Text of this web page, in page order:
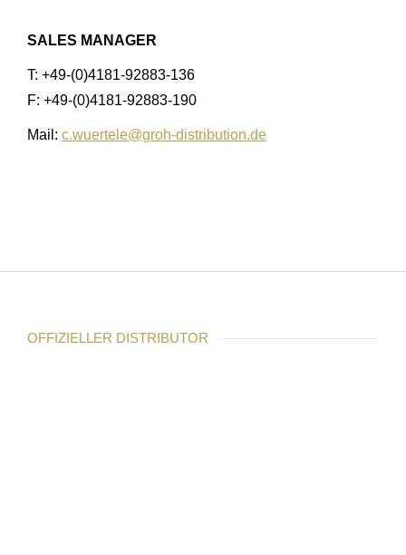
SALES MANAGER
T: +49-(0)4181-92883-136
F: +49-(0)4181-92883-190
Mail: c.wuertele@groh-distribution.de
OFFIZIELLER DISTRIBUTOR